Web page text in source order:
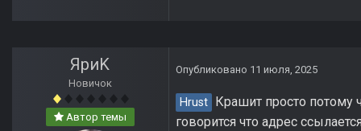
ЯриK
Новичок
Автор темы
Опубликовано 11 июля, 2025
Hrust Крашит просто потому
говорится что адрес